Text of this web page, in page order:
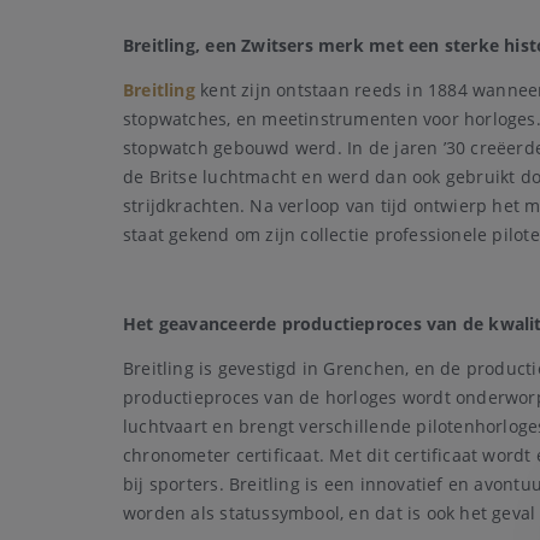
Breitling, een Zwitsers merk met een sterke
Breitlingkent zijn ontstaan reeds in 1884
stopwatches, en meetinstrumenten voor
stopwatch gebouwd werd. In de jaren ’30
de Britse luchtmacht en werd dan ook gebruikt
strijdkrachten. Na verloop van tijd ontwierp het
staat gekend om zijn collectie professionele
Het geavanceerde productieproces van de
Breitling is gevestigd in Grenchen, en de
productieproces van de horloges wordt
luchtvaart en brengt verschillende
chronometer certificaat. Met dit certificaat wordt
bij sporters. Breitling is een innovatief en
worden als statussymbool, en dat is ook het geval